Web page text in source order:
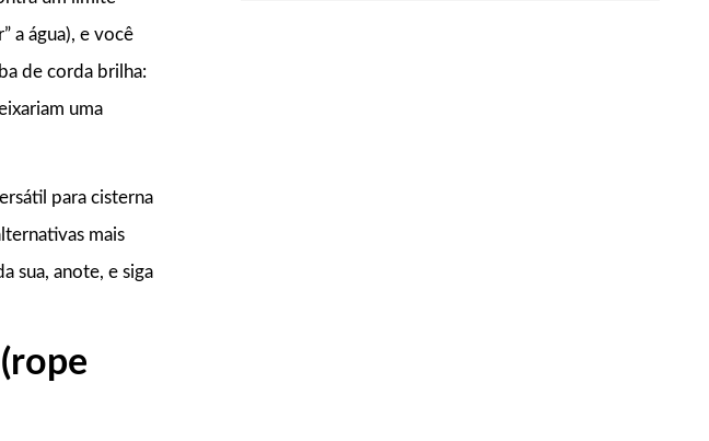
a água), e você
de corda brilha:
uma
para cisterna
mais
sua, anote, e siga